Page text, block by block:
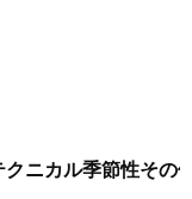
クニカル季節性その